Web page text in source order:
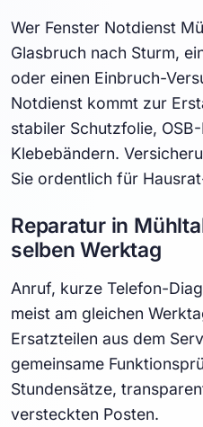
Wer Fenster Notdienst
Glasbruch nach Sturm,
oder einen Einbruch-
Notdienst kommt zur
stabiler Schutzfolie,
Klebebändern.
Sie ordentlich für
Reparatur in
selben Werktag
Anruf, kurze Telefon-
meist am gleichen
Ersatzteilen aus dem
gemeinsame
Stundensätze,
versteckten Posten.